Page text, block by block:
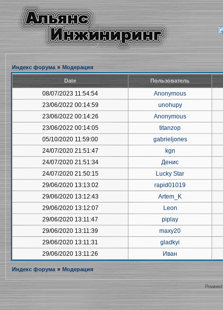
Индекс форума » Модерация
Date Пользователь
08/07/2023 11:54:54
Anonymous
23/06/2022 00:14:59
unohupy
23/06/2022 00:14:26
Anonymous
23/06/2022 00:14:05
titanzop
05/10/2020 11:59:00
gabrieljones
24/07/2020 21:51:47
kgn
24/07/2020 21:51:34
Денис
24/07/2020 21:50:15
Lucky Star
29/06/2020 13:13:02
rapid01019
29/06/2020 13:12:43
Artem_K
29/06/2020 13:12:07
Leon
29/06/2020 13:11:47
piplay
29/06/2020 13:11:39
maxy20
29/06/2020 13:11:31
gladkyi
29/06/2020 13:11:26
Иван
Индекс форума » Модерация